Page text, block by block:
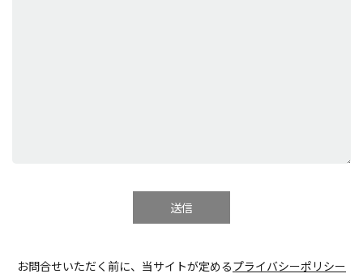
お問合せいただく前に、当サイトが定めるプライバシーポリシー